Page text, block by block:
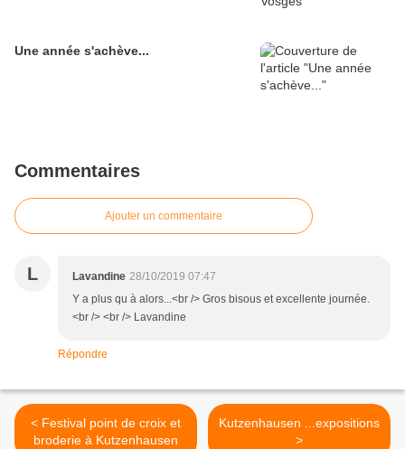
Une année s'achève...
Commentaires
Ajouter un commentaire
L Lavandine 28/10/2019 07:47
Y a plus qu à alors...<br /> Gros bisous et excellente journée.
<br /> <br /> Lavandine
Répondre
< Festival point de croix et
broderie à Kutzenhausen
Kutzenhausen ...expositions
>